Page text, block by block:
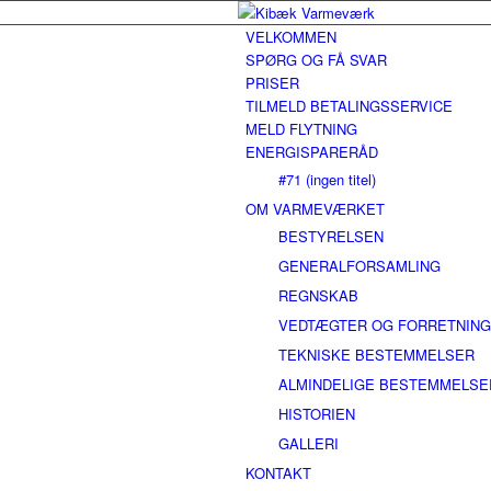
VELKOMMEN
SPØRG OG FÅ SVAR
PRISER
TILMELD BETALINGSSERVICE
MELD FLYTNING
ENERGISPARERÅD
#71 (ingen titel)
OM VARMEVÆRKET
BESTYRELSEN
GENERALFORSAMLING
REGNSKAB
VEDTÆGTER OG
TEKNISKE BESTEMMELSER
ALMINDELIGE
HISTORIEN
GALLERI
KONTAKT